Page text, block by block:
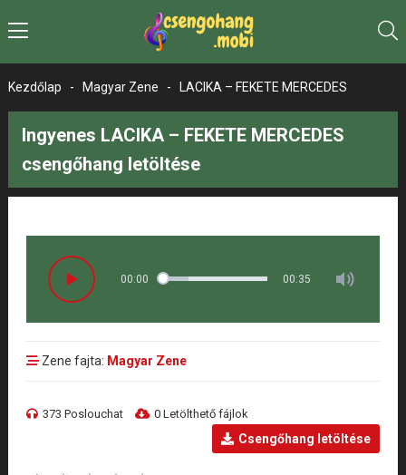
Kezdőlap - Magyar Zene - LACIKA – FEKETE MERCEDES
Ingyenes LACIKA – FEKETE MERCEDES
csengőhang letöltése
00:00 00:35
Zene fajta: Magyar Zene
373 Poslouchat 0 Letölthető fájlok
Csengőhang letöltése